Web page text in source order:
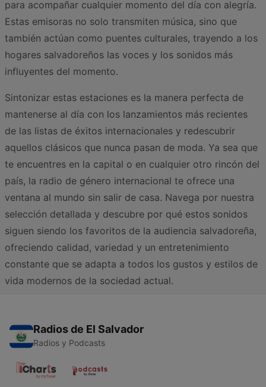
para acompañar cualquier momento del día con alegría.
Estas emisoras no solo transmiten música, sino que
también actúan como puentes culturales, trayendo a los
hogares salvadoreños las voces y los sonidos más
influyentes del momento.
Sintonizar estas estaciones es la manera perfecta de
mantenerse al día con los lanzamientos más recientes
de las listas de éxitos internacionales y redescubrir
aquellos clásicos que nunca pasan de moda. Ya sea que
te encuentres en la capital o en cualquier otro rincón del
país, la radio de género internacional te ofrece una
ventana al mundo sin salir de casa. Navega por nuestra
selección detallada y descubre por qué estos sonidos
siguen siendo los favoritos de la audiencia salvadoreña,
ofreciendo calidad, variedad y un entretenimiento
constante que se adapta a todos los gustos y estilos de
vida modernos de la sociedad actual.
Radios de El Salvador
Radios y Podcasts